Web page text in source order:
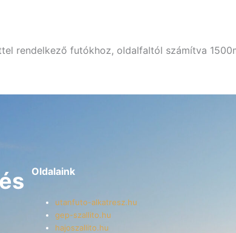
rendelkező futókhoz, oldalfaltól számítva
Oldalaink
utanfuto-alkatresz.hu
gep-szallito.hu
hajoszallito.hu